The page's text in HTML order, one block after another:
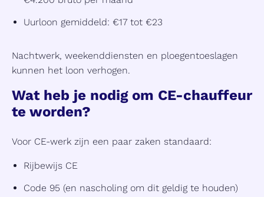
Uurloon gemiddeld: €17 tot €23
Nachtwerk, weekenddiensten en ploegentoeslagen
kunnen het loon verhogen.
Wat heb je nodig om CE-chauffeur
te worden?
Voor CE-werk zijn een paar zaken standaard:
Rijbewijs CE
Code 95 (en nascholing om dit geldig te houden)